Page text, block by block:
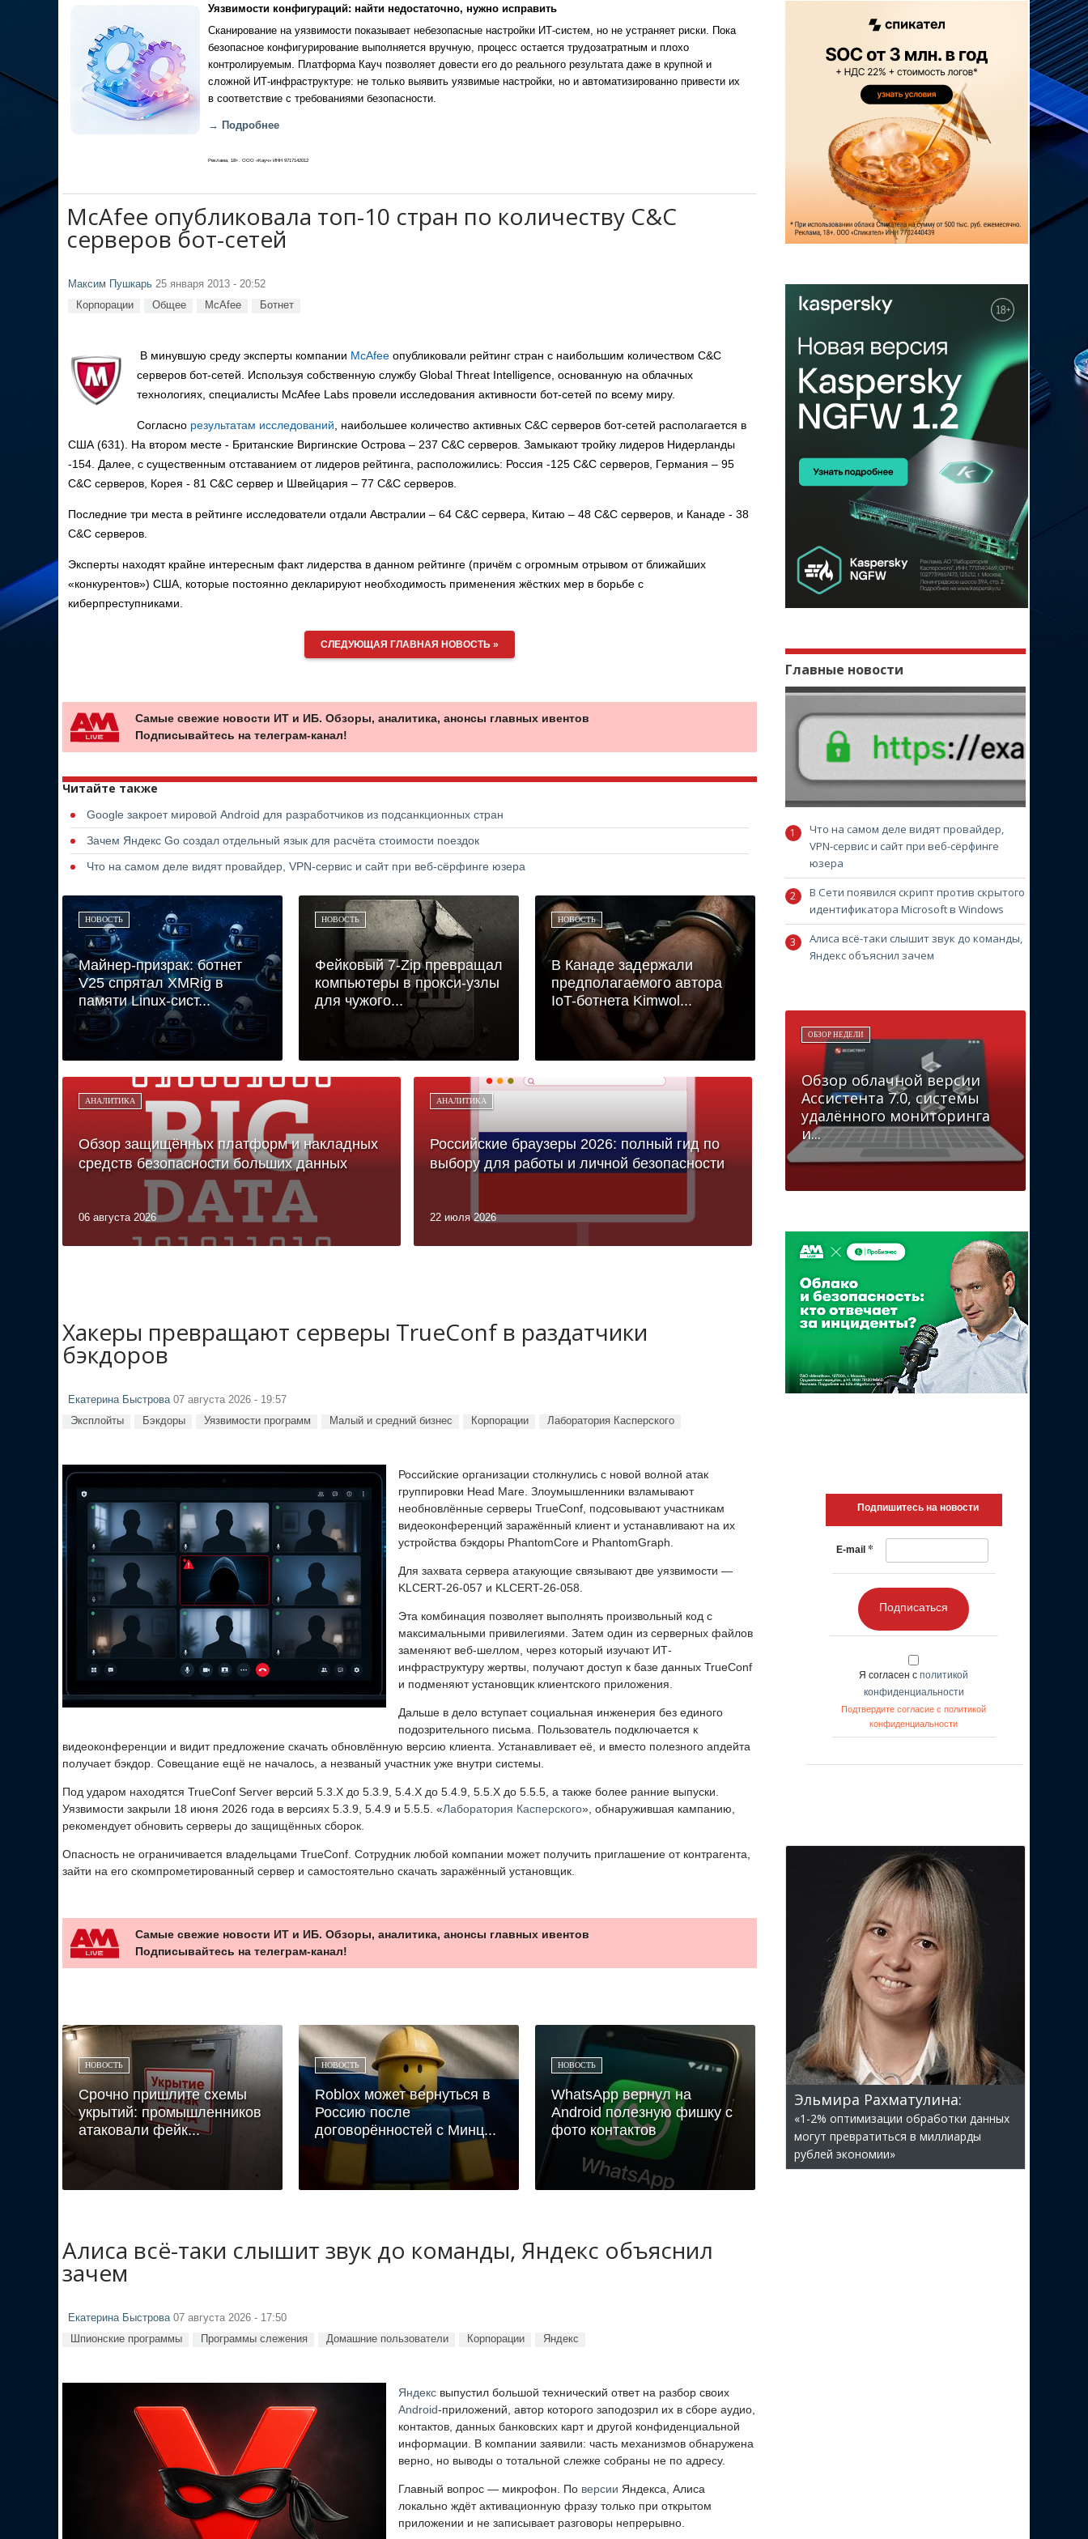
Уязвимости конфигураций: найти недостаточно, нужно исправить
Сканирование на уязвимости показывает небезопасные настройки ИТ-систем, но не устраняет риски. Пока
безопасное конфигурирование выполняется вручную, процесс остается трудозатратным и плохо
контролируемым. Платформа Кауч позволяет довести его до реального результата даже в крупной и
сложной ИТ-инфраструктуре: не только выявить уязвимые настройки, но и автоматизированно привести их
в соответствие с требованиями безопасности.
→ Подробнее
Реклама, 18+. ООО «Кауч» ИНН 9717142012
McAfee опубликовала топ-10 стран по количеству C&C
серверов бот-сетей
Максим Пушкарь 25 января 2013 - 20:52
Корпорации Общее McAfee Ботнет
В минувшую среду эксперты компании McAfee опубликовали рейтинг стран с наибольшим количеством C&C
серверов бот-сетей. Используя собственную службу Global Threat Intelligence, основанную на облачных
технологиях, специалисты McAfee Labs провели исследования активности бот-сетей по всему миру.
Согласно результатам исследований , наибольшее количество активных C&C серверов бот-сетей располагается в
США (631). На втором месте - Британские Виргинские Острова – 237 C&C серверов. Замыкают тройку лидеров Нидерланды
-154. Далее, с существенным отставанием от лидеров рейтинга, расположились: Россия -125 C&C серверов, Германия – 95
C&C серверов, Корея - 81 C&C сервер и Швейцария – 77 C&C серверов.
Последние три места в рейтинге исследователи отдали Австралии – 64 C&C сервера, Китаю – 48 C&C серверов, и Канаде - 38
C&C серверов.
Эксперты находят крайне интересным факт лидерства в данном рейтинге (причём с огромным отрывом от ближайших
«конкурентов») США, которые постоянно декларируют необходимость применения жёстких мер в борьбе с
киберпреступниками.
СЛЕДУЮЩАЯ ГЛАВНАЯ НОВОСТЬ »
Самые свежие новости ИТ и ИБ. Обзоры, аналитика, анонсы главных ивентов
Подписывайтесь на телеграм-канал!
Читайте также
Google закроет мировой Android для разработчиков из подсанкционных стран
Зачем Яндекс Go создал отдельный язык для расчёта стоимости поездок
Что на самом деле видят провайдер, VPN-сервис и сайт при веб-сёрфинге юзера
НОВОСТЬ
Майнер-призрак: ботнет
V25 спрятал XMRig в
памяти Linux-сист...
НОВОСТЬ
Фейковый 7-Zip превращал
компьютеры в прокси-узлы
для чужого...
НОВОСТЬ
В Канаде задержали
предполагаемого автора
IoT-ботнета Kimwol...
АНАЛИТИКА
Обзор защищённых платформ и накладных
средств безопасности больших данных
06 августа 2026
АНАЛИТИКА
Российские браузеры 2026: полный гид по
выбору для работы и личной безопасности
22 июля 2026
Хакеры превращают серверы TrueConf в раздатчики
бэкдоров
Екатерина Быстрова 07 августа 2026 - 19:57
Эксплойты Бэкдоры Уязвимости программ Малый и средний бизнес Корпорации Лаборатория Касперского
Российские организации столкнулись с новой волной атак
группировки Head Mare. Злоумышленники взламывают
необновлённые серверы TrueConf, подсовывают участникам
видеоконференций заражённый клиент и устанавливают на их
устройства бэкдоры PhantomCore и PhantomGraph.
Для захвата сервера атакующие связывают две уязвимости —
KLCERT-26-057 и KLCERT-26-058.
Эта комбинация позволяет выполнять произвольный код с
максимальными привилегиями. Затем один из серверных файлов
заменяют веб-шеллом, через который изучают ИТ-
инфраструктуру жертвы, получают доступ к базе данных TrueConf
и подменяют установщик клиентского приложения.
Дальше в дело вступает социальная инженерия без единого
подозрительного письма. Пользователь подключается к
видеоконференции и видит предложение скачать обновлённую версию клиента. Устанавливает её, и вместо полезного апдейта
получает бэкдор. Совещание ещё не началось, а незваный участник уже внутри системы.
Под ударом находятся TrueConf Server версий 5.3.X до 5.3.9, 5.4.X до 5.4.9, 5.5.X до 5.5.5, а также более ранние выпуски.
Уязвимости закрыли 18 июня 2026 года в версиях 5.3.9, 5.4.9 и 5.5.5. «Лаборатория Касперского», обнаружившая кампанию,
рекомендует обновить серверы до защищённых сборок.
Опасность не ограничивается владельцами TrueConf. Сотрудник любой компании может получить приглашение от контрагента,
зайти на его скомпрометированный сервер и самостоятельно скачать заражённый установщик.
Самые свежие новости ИТ и ИБ. Обзоры, аналитика, анонсы главных ивентов
Подписывайтесь на телеграм-канал!
НОВОСТЬ
Срочно пришлите схемы
укрытий: промышленников
атаковали фейк...
НОВОСТЬ
Roblox может вернуться в
Россию после
договорённостей с Минц...
НОВОСТЬ
WhatsApp вернул на
Android полезную фишку с
фото контактов
Алиса всё-таки слышит звук до команды, Яндекс объяснил
зачем
Екатерина Быстрова 07 августа 2026 - 17:50
Шпионские программы Программы слежения Домашние пользователи Корпорации Яндекс
Яндекс выпустил большой технический ответ на разбор своих
Android-приложений, автор которого заподозрил их в сборе аудио,
контактов, данных банковских карт и другой конфиденциальной
информации. В компании заявили: часть механизмов обнаружена
верно, но выводы о тотальной слежке собраны не по адресу.
Главный вопрос — микрофон. По версии Яндекса, Алиса
локально ждёт активационную фразу только при открытом
приложении и не записывает разговоры непрерывно.
Главные новости
Что на самом деле видят провайдер,
VPN-сервис и сайт при веб-сёрфинге
юзера
В Сети появился скрипт против скрытого
идентификатора Microsoft в Windows
Алиса всё-таки слышит звук до команды,
Яндекс объяснил зачем
ОБЗОР НЕДЕЛИ
Обзор облачной версии
Ассистента 7.0, системы
удалённого мониторинга
и...
Подпишитесь на новости
E-mail *
Подписаться
Я согласен с политикой
конфиденциальности
Подтвердите согласие с политикой
конфиденциальности
Эльмира Рахматулина:
«1-2% оптимизации обработки данных
могут превратиться в миллиарды
рублей экономии»